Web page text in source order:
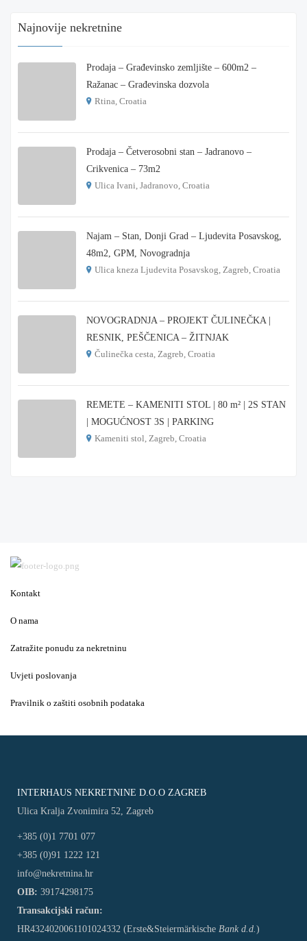
Najnovije nekretnine
Prodaja – Građevinsko zemljište – 600m2 –
Ražanac – Građevinska dozvola
Rtina, Croatia
Prodaja – Četverosobni stan – Jadranovo –
Crikvenica – 73m2
Ulica Ivani, Jadranovo, Croatia
Najam – Stan, Donji Grad – Ljudevita Posavskog,
48m2, GPM, Novogradnja
Ulica kneza Ljudevita Posavskog, Zagreb, Croatia
NOVOGRADNJA – PROJEKT ČULINEČKA |
RESNIK, PEŠČENICA – ŽITNJAK
Čulinečka cesta, Zagreb, Croatia
REMETE – KAMENITI STOL | 80 m² | 2S STAN
| MOGUĆNOST 3S | PARKING
Kameniti stol, Zagreb, Croatia
Kontakt
O nama
Zatražite ponudu za nekretninu
Uvjeti poslovanja
Pravilnik o zaštiti osobnih podataka
INTERHAUS NEKRETNINE D.O.O ZAGREB
Ulica Kralja Zvonimira 52, Zagreb
+385 (0)1 7701 077
+385 (0)91 1222 121
info@nekretnina.hr
OIB: 39174298175
Transakcijski račun:
HR4324020061101024332 (Erste&Steiermärkische Bank d.d. )